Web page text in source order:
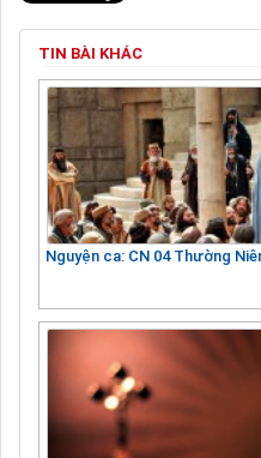
TIN BÀI KHÁC
Nguyện ca: CN 04 Thường